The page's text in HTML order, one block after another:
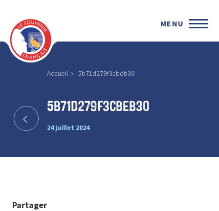
MENU
Accueil 5b71d279f3cbeb30
5b71d279f3cbeb30
24 juillet 2024
Partager